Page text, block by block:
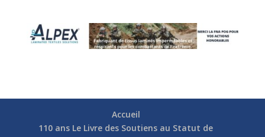
Accueil
110 ans Le Livre des Soutiens au Statut de